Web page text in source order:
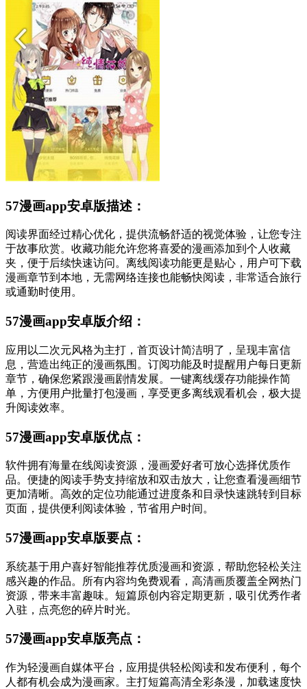
57漫画app安卓版描述：
阅读界面经过精心优化，提供流畅舒适的视觉体验，让您专注
于故事欣赏。收藏功能允许您将喜爱的漫画添加到个人收藏
夹，便于后续快速访问。离线阅读功能更是贴心，用户可下载
漫画章节到本地，无需网络连接也能畅快阅读，非常适合旅行
或通勤时使用。
57漫画app安卓版介绍：
应用以二次元风格为主打，首页设计简洁明了，呈现丰富信
息，营造出纯正的漫画氛围。订阅功能及时提醒用户每日更新
章节，确保您紧跟漫画剧情发展。一键离线缓存功能操作简
单，方便用户批量打包漫画，享受更多离线观看机会，极大提
升阅读效率。
57漫画app安卓版优点：
软件拥有海量在线阅读资源，漫画爱好者可放心选择优质作
品。便捷的阅读手势支持缩放和双击放大，让您查看漫画细节
更加清晰。高效的定位功能通过进度条和目录快速跳转到目标
页面，提供便利阅读体验，节省用户时间。
57漫画app安卓版要点：
系统基于用户喜好智能推荐优质漫画和资源，帮助您轻松关注
感兴趣的作品。所有内容均免费观看，高清画质覆盖全网热门
资源，带来丰富趣味。短篇原创内容定期更新，吸引优秀作者
入驻，点亮您的碎片时光。
57漫画app安卓版亮点：
作为轻漫画自媒体平台，应用提供轻松阅读和发布便利，每个
人都有机会成为漫画家。主打短篇高清全彩条漫，加载速度快